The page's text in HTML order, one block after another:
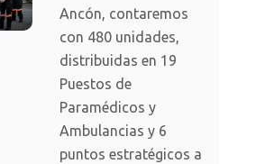
Ancón, contaremos
con 480 unidades,
distribuidas en 19
Puestos de
Paramédicos y
Ambulancias y 6
puntos estratégicos a